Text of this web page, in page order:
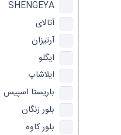
SHENGEYA
آتالای
آرتیزان
ایگلو
ایلاشاپ
باریستا اسپیس
بلور زنگان
بلور کاوه